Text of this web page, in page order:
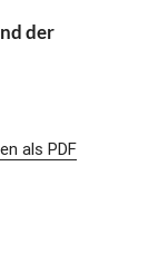
der
als PDF